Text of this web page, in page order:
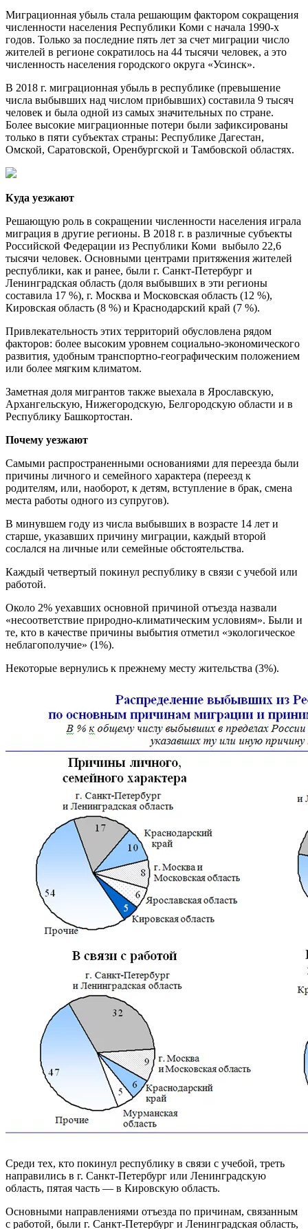
Миграционная убыль стала решающим фактором сокращения
численности населения Республики Коми с начала 1990-х
годов. Только за последние пять лет за счет миграции число
жителей в регионе сократилось на 44 тысячи человек, а это
численность населения городского округа «Усинск».
В 2018 г. миграционная убыль в республике (превышение
числа выбывших над числом прибывших) составила 9 тысяч
человек и была одной из самых значительных по стране.
Более высокие миграционные потери были зафиксированы
только в пяти субъектах страны: Республике Дагестан,
Омской, Саратовской, Оренбургской и Тамбовской областях.
Куда уезжают
Решающую роль в сокращении численности населения играла
миграция в другие регионы. В 2018 г. в различные субъекты
Российской Федерации из Республики Коми выбыло 22,6
тысячи человек. Основными центрами притяжения жителей
республики, как и ранее, были г. Санкт-Петербург и
Ленинградская область (доля выбывших в эти регионы
составила 17 %), г. Москва и Московская область (12 %),
Кировская область (8 %) и Краснодарский край (7 %).
Привлекательность этих территорий обусловлена рядом
факторов: более высоким уровнем социально-экономического
развития, удобным транспортно-географическим положением
или более мягким климатом.
Заметная доля мигрантов также выехала в Ярославскую,
Архангельскую, Нижегородскую, Белгородскую области и в
Республику Башкортостан.
Почему уезжают
Самыми распространенными основаниями для переезда были
причины личного и семейного характера (переезд к
родителям, или, наоборот, к детям, вступление в брак, смена
места работы одного из супругов).
В минувшем году из числа выбывших в возрасте 14 лет и
старше, указавших причину миграции, каждый второй
сослался на личные или семейные обстоятельства.
Каждый четвертый покинул республику в связи с учебой или
работой.
Около 2% уехавших основной причиной отъезда назвали
«несоответствие природно-климатическим условиям». Были и
те, кто в качестве причины выбытия отметил «экологическое
неблагополучие» (1%).
Некоторые вернулись к прежнему месту жительства (3%).
Среди тех, кто покинул республику в связи с учебой, треть
направились в г. Санкт-Петербург или Ленинградскую
область, пятая часть — в Кировскую область.
Основными направлениями отъезда по причинам, связанным
с работой, были г. Санкт-Петербург и Ленинградская область,